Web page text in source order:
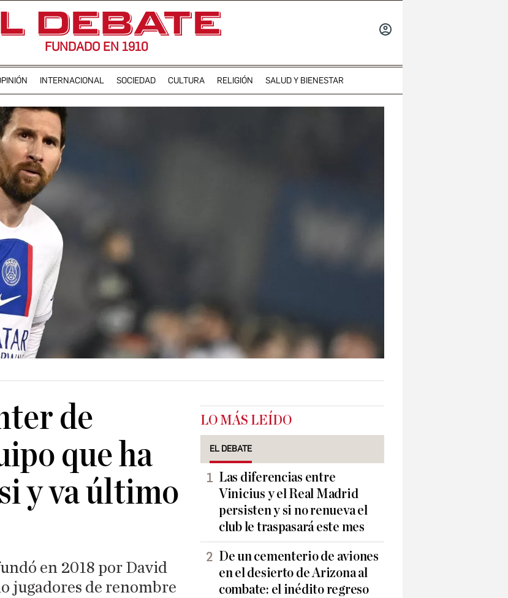
FUNDADO EN 1910
INTERNACIONAL SOCIEDAD CULTURA RELIGIÓN SALUD Y BIENESTAR
de
que ha
y va último
en 2018 por David
jugadores de renombre
LO MÁS LEÍDO
EL DEBATE
Las diferencias entre
Vinicius y el Real Madrid
persisten y si no renueva el
club le traspasará este mes
De un cementerio de aviones
en el desierto de Arizona al
combate: el inédito regreso